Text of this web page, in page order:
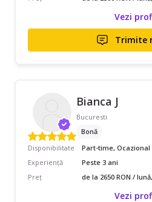
Vezi
Trimite
Bianca J
Bucuresti
Bonă
Disponibilitate
Part-time, Ocazional
Experiență
Peste 3 ani
Preț
de la 2650 RON /
Vezi